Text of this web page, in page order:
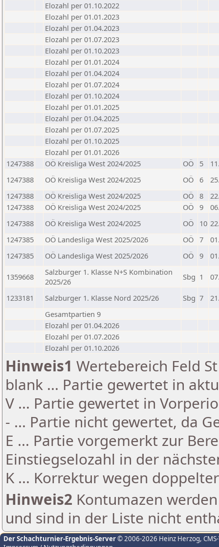
Elozahl per 01.10.2022
Elozahl per 01.01.2023
Elozahl per 01.04.2023
Elozahl per 01.07.2023
Elozahl per 01.10.2023
Elozahl per 01.01.2024
Elozahl per 01.04.2024
Elozahl per 01.07.2024
Elozahl per 01.10.2024
Elozahl per 01.01.2025
Elozahl per 01.04.2025
Elozahl per 01.07.2025
Elozahl per 01.10.2025
Elozahl per 01.01.2026
1247388
OÖ Kreisliga West 2024/2025 OÖ 5
1247388
OÖ Kreisliga West 2024/2025 OÖ 6
1247388
OÖ Kreisliga West 2024/2025 OÖ 8
1247388
OÖ Kreisliga West 2024/2025 OÖ 9
1247388
OÖ Kreisliga West 2024/2025 OÖ 10
1247385
OÖ Landesliga West 2025/2026 OÖ 7
1247385
OÖ Landesliga West 2025/2026 OÖ 9
1359668
Salzburger 1. Klasse N+S Kombination
2025/26
Sbg 1
1233181 Salzburger 1. Klasse Nord 2025/26 Sbg 7
Gesamtpartien 9
Elozahl per 01.04.2026
Elozahl per 01.07.2026
Elozahl per 01.10.2026
Hinweis1 Wertebereich Feld
blank ... Partie gewertet in
V ... Partie gewertet in
- ... Partie nicht gewertet, da
E ... Partie vorgemerkt zur
Einstiegselozahl in der
K ... Korrektur wegen
Hinweis2 Kontumazen
und sind in der Liste nicht
Der Schachturnier-Ergebnis-Server© 2006-2026 Heinz Herzog,